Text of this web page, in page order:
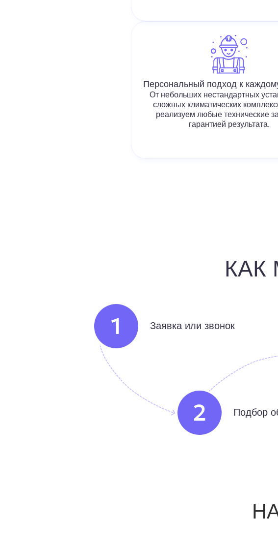
Персональный подход к
От небольших нестандартных
сложных климатических
реализуем любые технические
гарантией результата.
КАК
Подбор
Заявка или звонок